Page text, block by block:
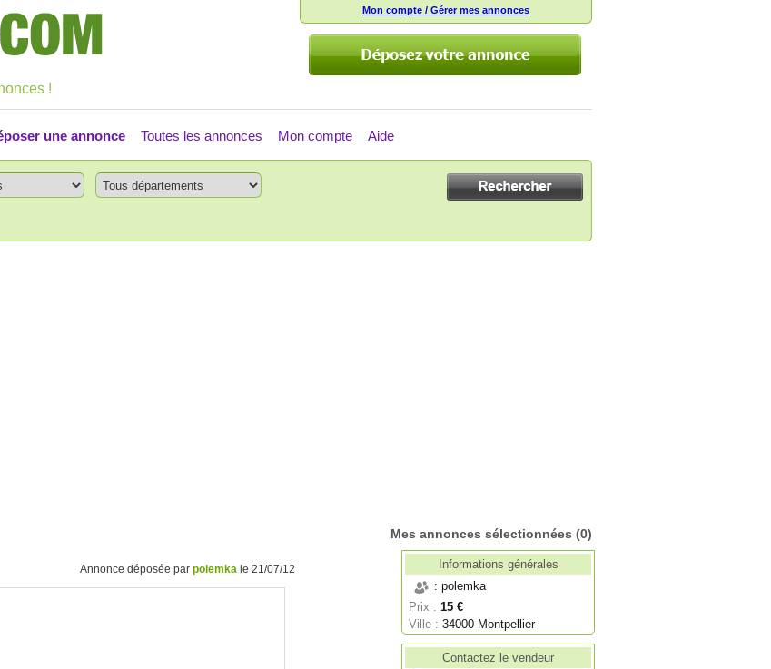
Mon compte / Gérer mes annonces
!
une annonce Toutes les annonces Mon compte Aide
Mes annonces sélectionnées (0)
Annonce déposée par polemka le 21/07/12
Informations générales
: polemka
Prix : 15 €
Ville : 34000 Montpellier
Contactez le vendeur